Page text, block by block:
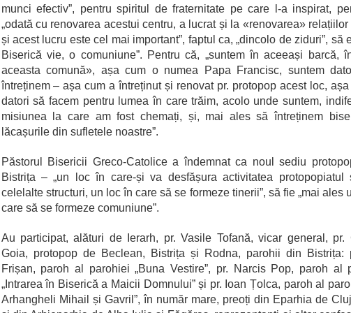
munci efectiv”, pentru spiritul de fraternitate pe care l-a inspirat,
„odată cu renovarea acestui centru, a lucrat și la «renovarea» relațiilor
și acest lucru este cel mai important”, faptul ca, „dincolo de ziduri”, să
Biserică vie, o comuniune”. Pentru că, „suntem în aceeași barcă,
aceasta comună», așa cum o numea Papa Francisc, suntem
întreținem – așa cum a întreținut și renovat pr. protopop acest loc,
datori să facem pentru lumea în care trăim, acolo unde suntem,
misiunea la care am fost chemați, și, mai ales să întreținem
lăcașurile din sufletele noastre”.
Păstorul Bisericii Greco-Catolice a îndemnat ca noul sediu
Bistrița – „un loc în care-și va desfășura activitatea protopopiatul
celelalte structuri, un loc în care să se formeze tinerii”, să fie „mai ales
care să se formeze comuniune”.
Au participat, alături de Ierarh, pr. Vasile Tofană, vicar general, pr.
Goia, protopop de Beclean, Bistrița și Rodna, parohii din Bistrița:
Frișan, paroh al parohiei „Buna Vestire”, pr. Narcis Pop, paroh al
„Intrarea în Biserică a Maicii Domnului” și pr. Ioan Țolca, paroh al
Arhangheli Mihail și Gavril”, în număr mare, preoți din Eparhia de